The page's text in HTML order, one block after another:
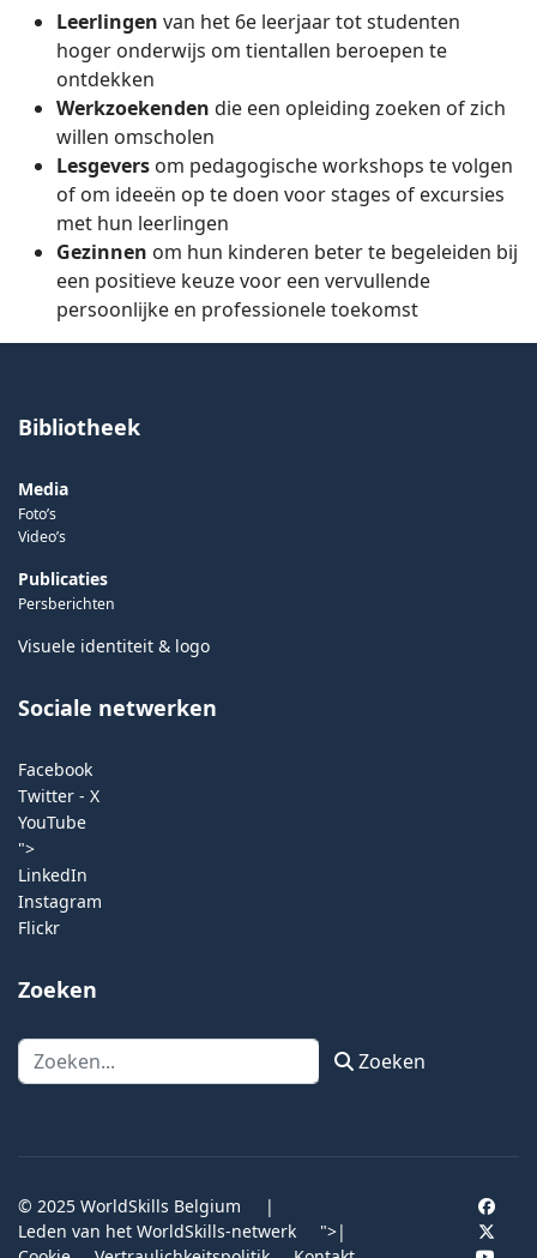
Leerlingen van het 6e leerjaar tot studenten
hoger onderwijs om tientallen beroepen te
ontdekken
Werkzoekenden die een opleiding zoeken of zich
willen omscholen
Lesgevers om pedagogische workshops te volgen
of om ideeën op te doen voor stages of excursies
met hun leerlingen
Gezinnen om hun kinderen beter te begeleiden bij
een positieve keuze voor een vervullende
persoonlijke en professionele toekomst
Bibliotheek
Media
Foto’s
Video’s
Publicaties
Persberichten
Visuele identiteit & logo
Sociale netwerken
Facebook
Twitter - X
YouTube
">
LinkedIn
Instagram
Flickr
Zoeken
Zoeken Zoeken
© 2025 WorldSkills Belgium
|
Leden van het WorldSkills-netwerk
">|